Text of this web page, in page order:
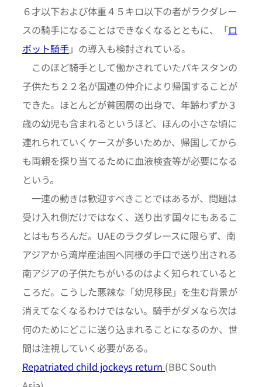
６才以下および体重４５キロ以下の者がラクダレー
スの騎手になることはできなくなるとともに、「ロ
ボット騎手」の導入も検討されている。
このほど騎手として働かされていたパキスタンの
子供たち２２名が国連の仲介により帰国することが
できた。ほとんどが貧困層の出身で、年齢わずか３
歳の幼児も含まれるというほど、ほんの小さな頃に
連れられていくケースが多いためか、帰国してから
も両親を探り当てるために血液検査等が必要になる
という。
一連の動きは歓迎すべきことではあるが、問題は
受け入れ側だけではなく、送り出す国々にもあるこ
とはもちろんだ。UAEのラクダレースに限らず、南
アジアから湾岸産油国へ同様の手口で送り出される
南アジアの子供たちがいるのはよく知られていると
ころだ。こうした悪辣な「幼児移民」を生む背景が
消えてなくなるわけではない。騎手がダメなら次は
何のためにどこに送り込まれることになるのか、世
間は注視していく必要がある。
Repatriated child jockeys return (BBC South